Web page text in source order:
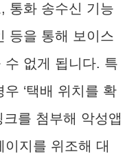
통화 송수신 기능
등을 통해 보이스
수 없게 됩니다. 특
‘택배 위치를 확
크를 첨부해 악성앱
지를 위조해 대